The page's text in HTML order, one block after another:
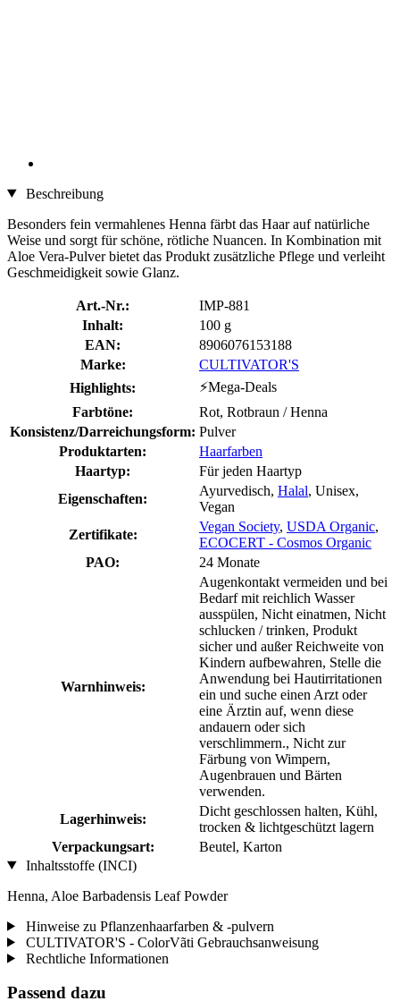
Beschreibung
Besonders fein vermahlenes Henna färbt das Haar auf natürliche
Weise und sorgt für schöne, rötliche Nuancen. In Kombination mit
Aloe Vera-Pulver bietet das Produkt zusätzliche Pflege und verleiht
Geschmeidigkeit sowie Glanz.
Art.-Nr.:
IMP-881
Inhalt:
100 g
EAN:
8906076153188
Marke:
CULTIVATOR'S
Highlights:
⚡Mega-Deals
Farbtöne:
Rot, Rotbraun / Henna
Konsistenz/Darreichungsform: Pulver
Produktarten:
Haarfarben
Haartyp:
Für jeden Haartyp
Eigenschaften:
Ayurvedisch, Halal, Unisex,
Vegan
Zertifikate:
Vegan Society, USDA Organic,
ECOCERT - Cosmos Organic
PAO:
24 Monate
Warnhinweis:
Augenkontakt vermeiden und bei
Bedarf mit reichlich Wasser
ausspülen, Nicht einatmen, Nicht
schlucken / trinken, Produkt
sicher und außer Reichweite von
Kindern aufbewahren, Stelle die
Anwendung bei Hautirritationen
ein und suche einen Arzt oder
eine Ärztin auf, wenn diese
andauern oder sich
verschlimmern., Nicht zur
Färbung von Wimpern,
Augenbrauen und Bärten
verwenden.
Lagerhinweis:
Dicht geschlossen halten, Kühl,
trocken & lichtgeschützt lagern
Verpackungsart:
Beutel, Karton
Inhaltsstoffe (INCI)
Henna, Aloe Barbadensis Leaf Powder
Hinweise zu Pflanzenhaarfarben & -pulvern
CULTIVATOR'S - ColorVãti Gebrauchsanweisung
Rechtliche Informationen
Passend dazu